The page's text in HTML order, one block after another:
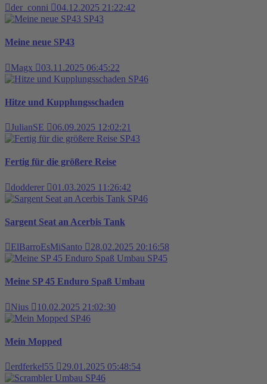
der_conni
04.12.2025 21:22:42
SP43
Meine neue SP43
Magx
03.11.2025 06:45:22
SP46
Hitze und Kupplungsschaden
JulianSE
06.09.2025 12:02:21
SP43
Fertig für die größere Reise
dodderer
01.03.2025 11:26:42
SP46
Sargent Seat an Acerbis Tank
ElBarroEsMiSanto
28.02.2025 20:16:58
SP45
Meine SP 45 Enduro Spaß Umbau
Nius
10.02.2025 21:02:30
SP46
Mein Mopped
erdferkel55
29.01.2025 05:48:54
SP46